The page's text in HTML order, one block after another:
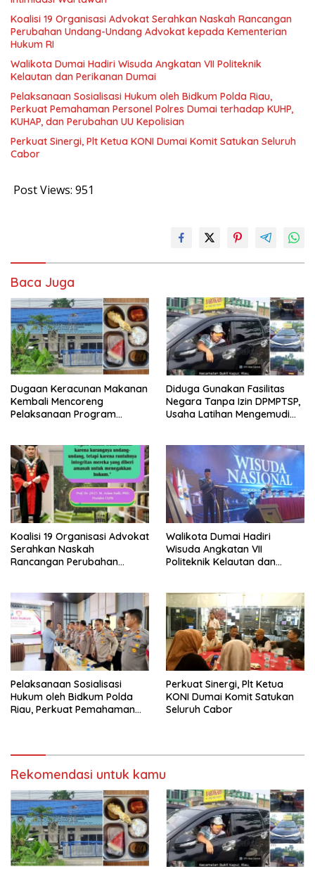
Koalisi 19 Organisasi Advokat Serahkan Naskah Rancangan
Perubahan Undang-Undang Advokat kepada Kementerian
Hukum RI
Walikota Dumai Hadiri Wisuda Angkatan VII Politeknik
Kelautan dan Perikanan Dumai
Pelaksanaan Sosialisasi Hukum oleh Bidkum Polda Riau,
Perkuat Pemahaman Personel Polres Dumai terhadap KUHP,
KUHAP, dan Perubahan UU Kepolisian
Perkuat Sinergi, Plt Ketua KONI Dumai Komit Satukan Seluruh
Cabor
Post Views: 951
Baca Juga
Dugaan Keracunan Makanan
Kembali Mencoreng
Pelaksanaan Program
Bersama Kota Dumai
Diduga Gunakan Fasilitas
Negara Tanpa Izin DPMPTSP,
Usaha Latihan Mengemudi
Koalisi 19 Organisasi Advokat
Serahkan Naskah
Rancangan Perubahan
RI
Walikota Dumai Hadiri
Wisuda Angkatan VII
Politeknik Kelautan dan
Pelaksanaan Sosialisasi
Hukum oleh Bidkum Polda
Riau, Perkuat Pemahaman
Perkuat Sinergi, Plt Ketua
KONI Dumai Komit Satukan
Seluruh Cabor
Rekomendasi untuk kamu